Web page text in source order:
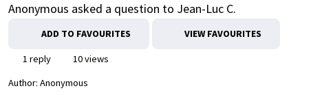
Anonymous asked a question to Jean-Luc C.
ADD TO FAVOURITES VIEW FAVOURITES
1 reply
10 views
Author: Anonymous